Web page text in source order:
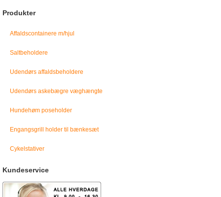
Produkter
Affaldscontainere m/hjul
Saltbeholdere
Udendørs affaldsbeholdere
Udendørs askebægre væghængte
Hundehøm poseholder
Engangsgrill holder til bænkesæt
Cykelstativer
Kundeservice